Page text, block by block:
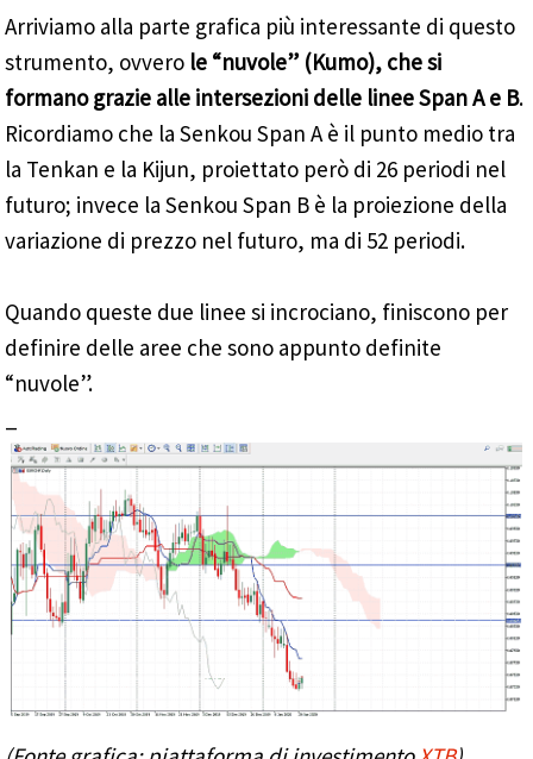
Arriviamo alla parte grafica più interessante di questo
strumento, ovvero le “nuvole” (Kumo), che si
formano grazie alle intersezioni delle linee Span A e B.
Ricordiamo che la Senkou Span A è il punto medio tra
la Tenkan e la Kijun, proiettato però di 26 periodi nel
futuro; invece la Senkou Span B è la proiezione della
variazione di prezzo nel futuro, ma di 52 periodi.
Quando queste due linee si incrociano, finiscono per
definire delle aree che sono appunto definite
“nuvole”.